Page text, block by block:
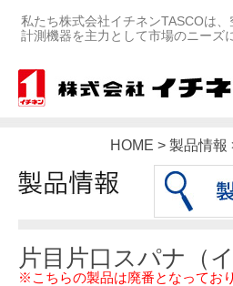
私たち株式会社イチネンTASCOは
計測機器を主力として市場のニーズ
HOME > 製品情
片目片口スパナ（
※こちらの製品は廃番となっており